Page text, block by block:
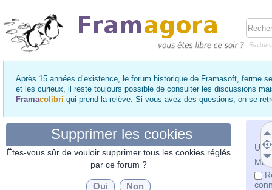
Après 15 années d’existence, le forum historique de Framasoft, ferme
et les curieux, il reste toujours possible de consulter les discussions
Framacolibri qui prend la relève. Si vous avez des questions, on se
Mot
Supprimer les cookies
Êtes-vous sûr de vouloir supprimer tous les cookies réglés
par ce forum ?